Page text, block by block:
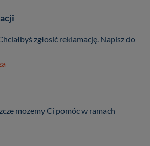
zgłosić reklamację. Napisz do
mozemy Ci pomóc w ramach